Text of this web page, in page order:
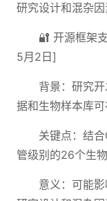
研究设计和混杂因
🔐 开源框架
5月2日]
背景：研究
据和生物样本库可
关键点：结
管级别的26个生
意义：可能